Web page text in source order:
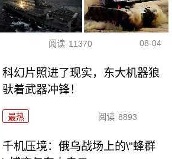
阅读 11370 08-04
科幻片照进了现实，东大机器狼
驮着武器冲锋！
最热 阅读 8893
千机压境：俄乌战场上的\"蜂群